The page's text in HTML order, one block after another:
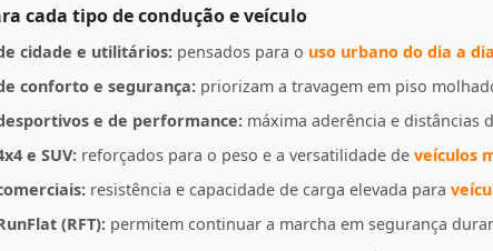
cada tipo de condução e veículo
cidade e utilitários: pensados para o uso urbano do dia a dia
conforto e segurança: priorizam a travagem em piso
e de performance: máxima aderência e distâncias
e SUV: reforçados para o peso e a versatilidade de veículos
resistência e capacidade de carga elevada para
(RFT): permitem continuar a marcha em segurança